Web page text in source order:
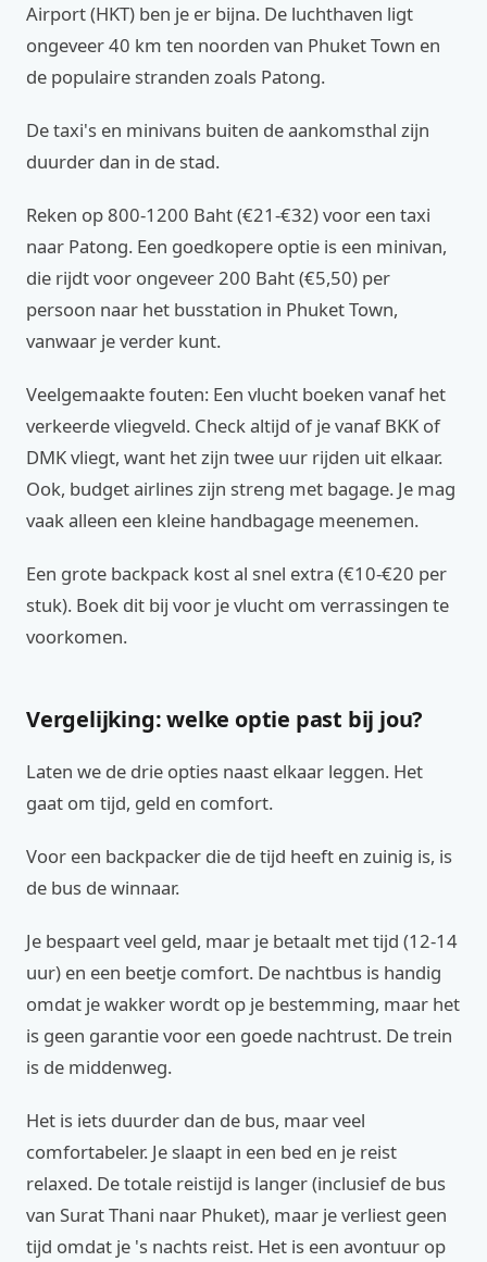
Airport (HKT) ben je er bijna. De luchthaven ligt
ongeveer 40 km ten noorden van Phuket Town en
de populaire stranden zoals Patong.
De taxi's en minivans buiten de aankomsthal zijn
duurder dan in de stad.
Reken op 800-1200 Baht (€21-€32) voor een taxi
naar Patong. Een goedkopere optie is een minivan,
die rijdt voor ongeveer 200 Baht (€5,50) per
persoon naar het busstation in Phuket Town,
vanwaar je verder kunt.
Veelgemaakte fouten: Een vlucht boeken vanaf het
verkeerde vliegveld. Check altijd of je vanaf BKK of
DMK vliegt, want het zijn twee uur rijden uit elkaar.
Ook, budget airlines zijn streng met bagage. Je mag
vaak alleen een kleine handbagage meenemen.
Een grote backpack kost al snel extra (€10-€20 per
stuk). Boek dit bij voor je vlucht om verrassingen te
voorkomen.
Vergelijking: welke optie past bij jou?
Laten we de drie opties naast elkaar leggen. Het
gaat om tijd, geld en comfort.
Voor een backpacker die de tijd heeft en zuinig is, is
de bus de winnaar.
Je bespaart veel geld, maar je betaalt met tijd (12-14
uur) en een beetje comfort. De nachtbus is handig
omdat je wakker wordt op je bestemming, maar het
is geen garantie voor een goede nachtrust. De trein
is de middenweg.
Het is iets duurder dan de bus, maar veel
comfortabeler. Je slaapt in een bed en je reist
relaxed. De totale reistijd is langer (inclusief de bus
van Surat Thani naar Phuket), maar je verliest geen
tijd omdat je 's nachts reist. Het is een avontuur op